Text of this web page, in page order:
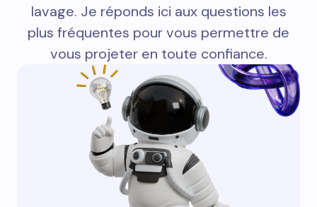
lavage. Je réponds ici aux questions les
plus fréquentes pour vous permettre de
vous projeter en toute confiance.